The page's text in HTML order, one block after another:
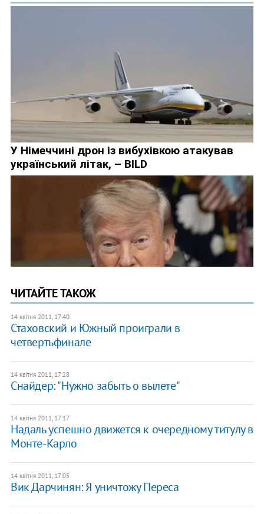
ЧИТАЙТЕ ТАКОЖ
14 квітня 2011, 17:40
Стаховский и Южный проиграли в
четвертьфинале
14 квітня 2011, 17:28
Снайдер: "Нужно забыть о вылете"
14 квітня 2011, 17:17
Надаль успешно движется к очередному титулу в
Монте-Карло
14 квітня 2011, 17:05
Вик Дарчинян: Я уничтожу Переса